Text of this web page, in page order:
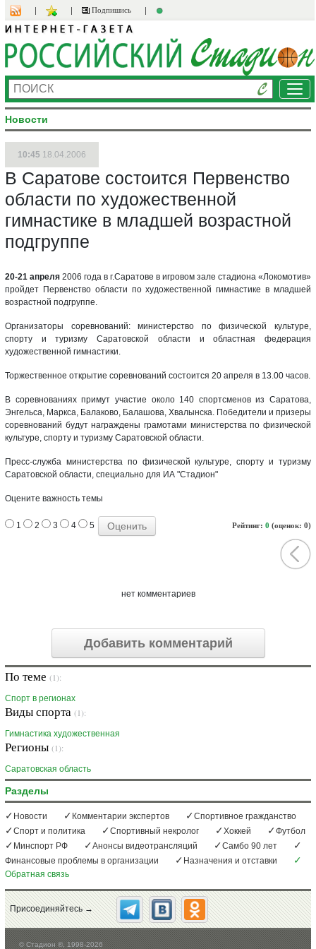
Подпишись
Новости
10:45 18.04.2006
В Саратове состоится Первенство
области по художественной
гимнастике в младшей возрастной
подгруппе
20-21 апреля 2006 года в г.Саратове в игровом зале стадиона «Локомотив»
пройдет Первенство области по художественной гимнастике в младшей
возрастной подгруппе.
Организаторы соревнований: министерство по физической культуре,
спорту и туризму Саратовской области и областная федерация
художественной гимнастики.
Торжественное открытие соревнований состоится 20 апреля в 13.00 часов.
В соревнованиях примут участие около 140 спортсменов из Саратова,
Энгельса, Маркса, Балаково, Балашова, Хвалынска. Победители и призеры
соревнований будут награждены грамотами министерства по физической
культуре, спорту и туризму Саратовской области.
Пресс-служба министерства по физической культуре, спорту и туризму
Саратовской области, специально для ИА "Стадион"
Оцените важность темы
Рейтинг: 0 (оценок: 0)
1 2 3 4 5
нет комментариев
Добавить комментарий
По теме (1):
Спорт в регионах
Виды спорта (1):
Гимнастика художественная
Регионы (1):
Саратовская область
Разделы
Новости Комментарии экспертов
Спортивное гражданство
Спорт и политика
Спортивный некролог Хоккей
Футбол
Минспорт РФ
Анонсы видеотрансляций
Самбо 90 лет
Финансовые проблемы в организации
Назначения и отставки
Обратная связь
Присоединяйтесь →
©Стадион ®, 1998-2026